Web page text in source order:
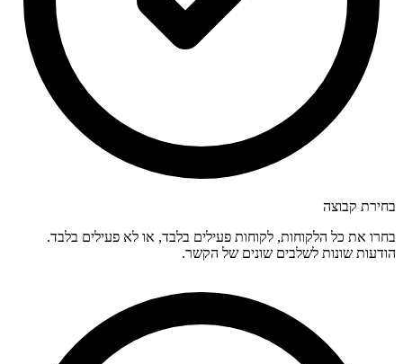
בחירת קבוצה
בחרו את כל הלקוחות, לקוחות פעילים בלבד, או לא פעילים בלבד.
הודעות שונות לשלבים שונים של הקשר.